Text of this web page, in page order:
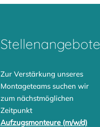
Stellenangebote
Zur Verstärkung unseres
Montageteams suchen wir
zum nächstmöglichen
Zeitpunkt
Aufzugsmonteure (m/w/d)